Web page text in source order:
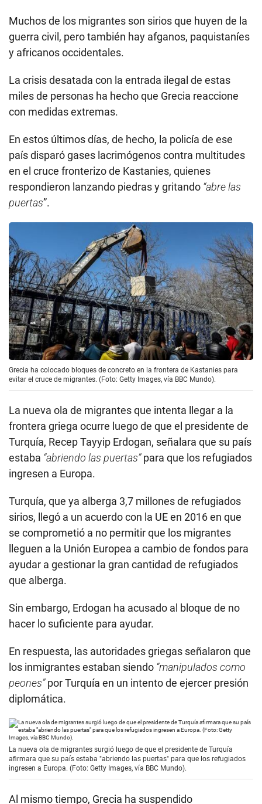
Muchos de los migrantes son sirios que huyen de la
guerra civil, pero también hay afganos, paquistaníes
y africanos occidentales.
La crisis desatada con la entrada ilegal de estas
miles de personas ha hecho que Grecia reaccione
con medidas extremas.
En estos últimos días, de hecho, la policía de ese
país disparó gases lacrimógenos contra multitudes
en el cruce fronterizo de Kastanies, quienes
respondieron lanzando piedras y gritando “abre las
puertas”.
Grecia ha colocado bloques de concreto en la frontera de Kastanies para
evitar el cruce de migrantes. (Foto: Getty Images, vía BBC Mundo).
La nueva ola de migrantes que intenta llegar a la
frontera griega ocurre luego de que el presidente de
Turquía, Recep Tayyip Erdogan, señalara que su país
estaba “abriendo las puertas”para que los refugiados
ingresen a Europa.
Turquía, que ya alberga 3,7 millones de refugiados
sirios, llegó a un acuerdo con la UE en 2016 en que
se comprometió a no permitir que los migrantes
lleguen a la Unión Europea a cambio de fondos para
ayudar a gestionar la gran cantidad de refugiados
que alberga.
Sin embargo, Erdogan ha acusado al bloque de no
hacer lo suficiente para ayudar.
En respuesta, las autoridades griegas señalaron que
los inmigrantes estaban siendo “manipulados como
peones”por Turquía en un intento de ejercer presión
diplomática.
La nueva ola de migrantes surgió luego de que el presidente de Turquía
afirmara que su país estaba "abriendo las puertas" para que los refugiados
ingresen a Europa. (Foto: Getty Images, vía BBC Mundo).
Al mismo tiempo, Grecia ha suspendido